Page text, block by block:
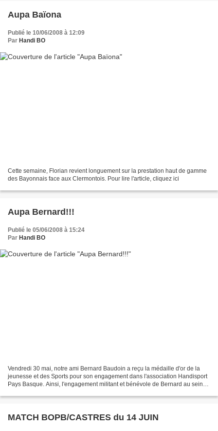
Aupa Baïona
Publié le 10/06/2008 à 12:09
Par Handi BO
Cette semaine, Florian revient longuement sur la prestation haut de gamme
des Bayonnais face aux Clermontois. Pour lire l'article, cliquez ici
Aupa Bernard!!!
Publié le 05/06/2008 à 15:24
Par Handi BO
Vendredi 30 mai, notre ami Bernard Baudoin a reçu la médaille d'or de la
jeunesse et des Sports pour son engagement dans l'association Handisport
Pays Basque. Ainsi, l'engagement militant et bénévole de Bernard au sein
MATCH BOPB/CASTRES du 14 JUIN